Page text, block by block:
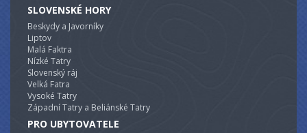
SLOVENSKÉ HORY
Beskydy a Javorníky
Liptov
Malá Faktra
Nízké Tatry
Slovenský ráj
Velká Fatra
Vysoké Tatry
Západní Tatry a Beliánské Tatry
PRO UBYTOVATELE